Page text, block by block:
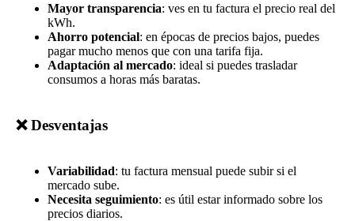
Mayor transparencia: ves en tu factura el precio real del
kWh.
Ahorro potencial: en épocas de precios bajos, puedes
pagar mucho menos que con una tarifa fija.
Adaptación al mercado: ideal si puedes trasladar
consumos a horas más baratas.
❌ Desventajas
Variabilidad: tu factura mensual puede subir si el
mercado sube.
Necesita seguimiento: es útil estar informado sobre los
precios diarios.